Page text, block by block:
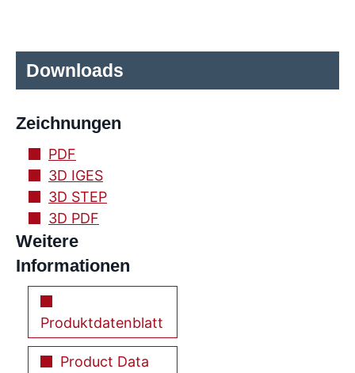
Downloads
Zeichnungen
PDF
3D IGES
3D STEP
3D PDF
Weitere
Informationen
Produktdatenblatt
Product Data